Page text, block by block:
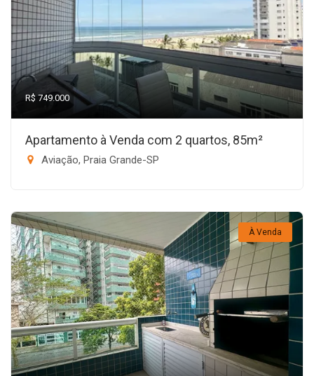
R$ 749.000
Apartamento à Venda com 2 quartos, 85m²
Aviação, Praia Grande-SP
À Venda